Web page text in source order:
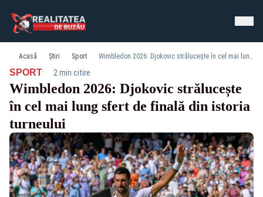
Acasă Știri Sport Wimbledon 2026: Djokovic strălucește în cel mai lung sfert de finală din istoria turneului
SPORT· 2 min citire
Wimbledon 2026: Djokovic strălucește
în cel mai lung sfert de finală din istoria
turneului